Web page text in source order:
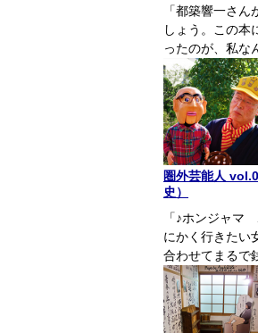
「都築響一さ
しょう。この本
ったのが、私な
圏外芸能人
史）
「♪ホンジャ
にかく行きた
合わせてまるで